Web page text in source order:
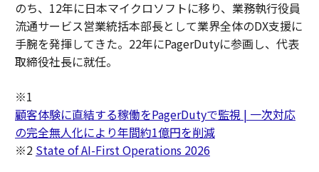
のち、12年に日本マイクロソフトに移り、業務執行役員
流通サービス営業統括本部長として業界全体のDX支援に
手腕を発揮してきた。22年にPagerDutyに参画し、代表
取締役社長に就任。
※1
顧客体験に直結する稼働をPagerDutyで監視 | 一次対応
の完全無人化により年間約1億円を削減
※2 State of AI-First Operations 2026